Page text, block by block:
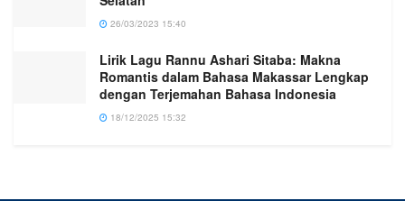
26/03/2023 15:40
Lirik Lagu Rannu Ashari Sitaba: Makna
Romantis dalam Bahasa Makassar Lengkap
dengan Terjemahan Bahasa Indonesia
18/12/2025 15:32